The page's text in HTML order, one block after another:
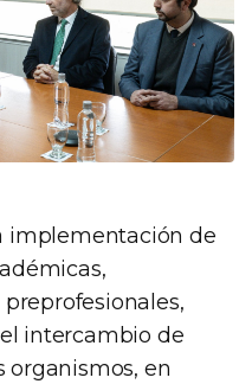
implementación de
intercambio de
en